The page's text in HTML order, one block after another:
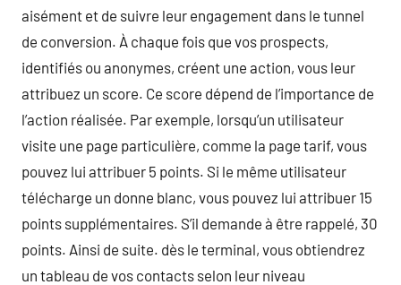
aisément et de suivre leur engagement dans le tunnel
de conversion. À chaque fois que vos prospects,
identifiés ou anonymes, créent une action, vous leur
attribuez un score. Ce score dépend de l’importance de
l’action réalisée. Par exemple, lorsqu’un utilisateur
visite une page particulière, comme la page tarif, vous
pouvez lui attribuer 5 points. Si le même utilisateur
télécharge un donne blanc, vous pouvez lui attribuer 15
points supplémentaires. S’il demande à être rappelé, 30
points. Ainsi de suite. dès le terminal, vous obtiendrez
un tableau de vos contacts selon leur niveau